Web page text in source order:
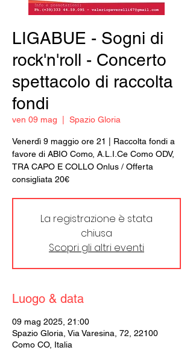
LIGABUE - Sogni di
rock'n'roll - Concerto
spettacolo di raccolta
fondi
ven 09 mag Spazio Gloria
Venerdì 9 maggio ore 21 | Raccolta fondi a
favore di ABIO Como, A.L.I.Ce Como ODV,
TRA CAPO E COLLO Onlus / Offerta
consigliata 20€
La registrazione è stata
chiusa
Scopri gli altri eventi
Luogo & data
09 mag 2025, 21:00
Spazio Gloria, Via Varesina, 72, 22100
Como CO, Italia